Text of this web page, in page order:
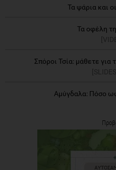
Τα ψάρια και
Τα οφέλη
Σπόροι Τσία: μάθετε για
Αμύγδαλα: Πόσο